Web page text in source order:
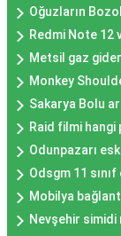
Oğuzların
Redmi Note 12
Metsil gaz
Monkey
Sakarya Bolu
Raid filmi
Odunpazarı
Odsgm 11
Mobilya
Nevşehir simidi